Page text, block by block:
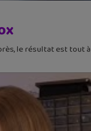
le résultat est tout